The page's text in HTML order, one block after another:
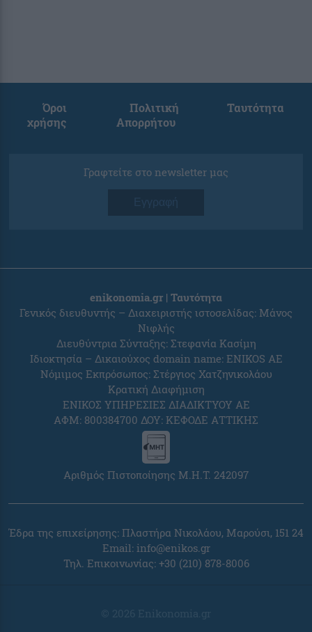
Όροι
χρήσης
Πολιτική
Απορρήτου
Ταυτότητα
Γραφτείτε στο newsletter μας
Εγγραφή
enikonomia.gr | Ταυτότητα
Γενικός διευθυντής – Διαχειριστής ιστοσελίδας: Μάνος
Νιφλής
Διευθύντρια Σύνταξης: Στεφανία Κασίμη
Ιδιοκτησία – Δικαιούχος domain name: ENIKOS AE
Νόμιμος Εκπρόσωπος: Στέργιος Χατζηνικολάου
Κρατική Διαφήμιση
ΕΝΙΚΟΣ ΥΠΗΡΕΣΙΕΣ ΔΙΑΔΙΚΤΥΟΥ ΑΕ
ΑΦΜ: 800384700 ΔΟΥ: ΚΕΦΟΔΕ ΑΤΤΙΚΗΣ
Αριθμός Πιστοποίησης Μ.Η.Τ. 242097
Έδρα της επιχείρησης: Πλαστήρα Νικολάου, Μαρούσι, 151 24
Email: info@enikos.gr
Τηλ. Επικοινωνίας: +30 (210) 878-8006